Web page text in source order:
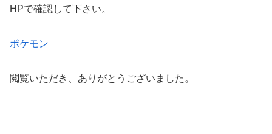
HPで確認して下さい。
ポケモン
閲覧いただき、ありがとうございました。